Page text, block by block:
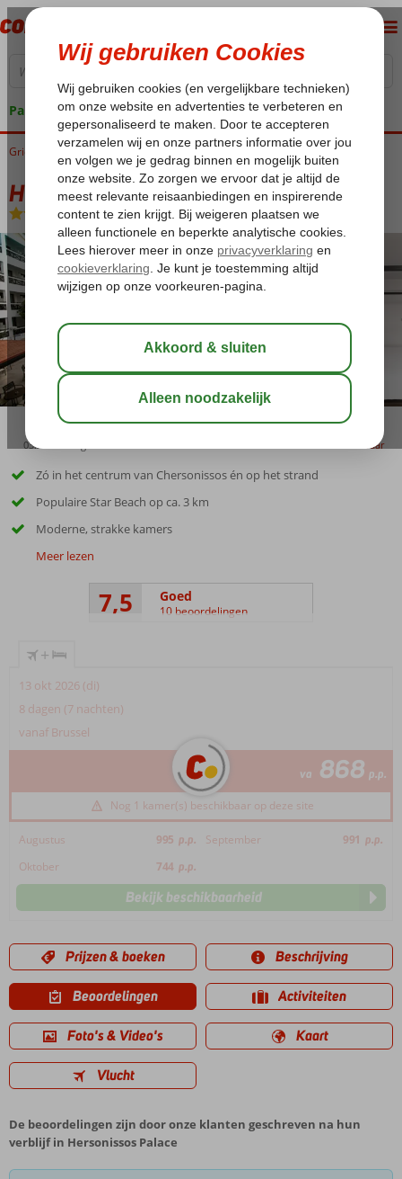
Pakketgarantie
Home
Griekenland Kreta Chersonissos Hersonissos Palace
Hersonissos Palace
All Inclusive-Hotel
03:30 bewaar
Zó in het centrum van Chersonissos én op het strand
Populaire Star Beach op ca. 3 km
Moderne, strakke kamers
Meer lezen
7,5 Goed
10 beoordelingen
+
13 okt 2026 (di)
8 dagen (7 nachten)
vanaf Brussel
va 868 p.p.
Nog 1 kamer(s) beschikbaar op deze site
Augustus 995 p.p. September 991 p.p.
Oktober
744 p.p.
Bekijk beschikbaarheid
Prijzen & boeken Beschrijving
Beoordelingen Activiteiten
Foto's & Video's Kaart
Vlucht
De beoordelingen zijn door onze klanten geschreven na hun
verblijf in Hersonissos Palace